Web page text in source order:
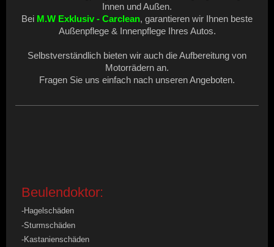
Innen und Außen.
Bei M.W Exklusiv - Carclean, garantieren wir Ihnen beste
Außenpflege & Innenpflege Ihres Autos.
Selbstverständlich bieten wir auch die Aufbereitung von
Motorrädern an.
Fragen Sie uns einfach nach unseren Angeboten.
Beulendoktor:
-Hagelschäden
-Sturmschäden
-Kastanienschäden